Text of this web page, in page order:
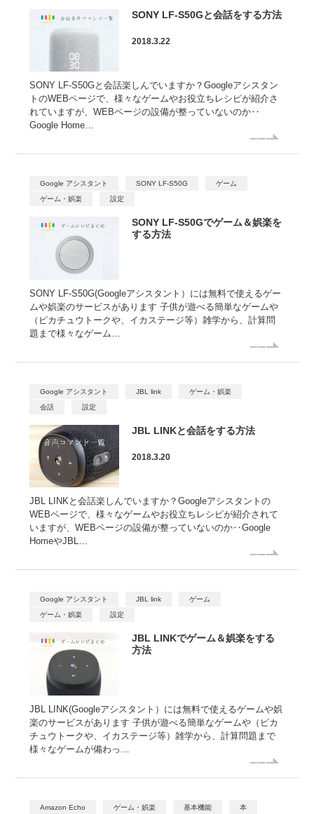
SONY LF-S50Gと会話をする方法
2018.3.22
SONY LF-S50Gと会話楽しんでいますか？Googleアシスタン
トのWEBページで、様々なゲームやお役立ちレシピが紹介さ
れていますが、WEBページの設備が整っていないのか‥
Google Home…
Google アシスタント SONY LF-S50G
ゲーム
ゲーム・娯楽
設定
SONY LF-S50Gでゲーム＆娯楽を
する方法
SONY LF-S50G(Googleアシスタント）には無料で使えるゲー
ムや娯楽のサービスがあります 子供が遊べる簡単なゲームや
（ピカチュウトークや、イカステージ等）雑学から、計算問
題まで様々なゲーム…
Google アシスタント JBL link
ゲーム・娯楽
会話
設定
JBL LINKと会話をする方法
2018.3.20
JBL LINKと会話楽しんでいますか？Googleアシスタントの
WEBページで、様々なゲームやお役立ちレシピが紹介されて
いますが、WEBページの設備が整っていないのか‥Google
HomeやJBL…
Google アシスタント JBL link
ゲーム
ゲーム・娯楽
設定
JBL LINKでゲーム＆娯楽をする
方法
JBL LINK(Googleアシスタント）には無料で使えるゲームや娯
楽のサービスがあります 子供が遊べる簡単なゲームや（ピカ
チュウトークや、イカステージ等）雑学から、計算問題まで
様々なゲームが備わっ…
Amazon Echo ゲーム・娯楽 基本機能
本